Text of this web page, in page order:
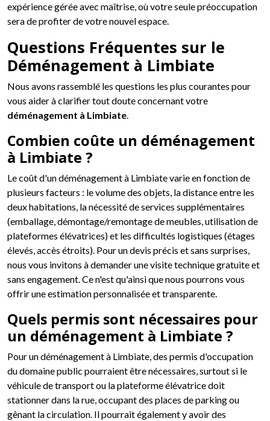
expérience gérée avec maîtrise, où votre seule préoccupation
sera de profiter de votre nouvel espace.
Questions Fréquentes sur le
Déménagement à Limbiate
Nous avons rassemblé les questions les plus courantes pour
vous aider à clarifier tout doute concernant votre
déménagement à Limbiate.
Combien coûte un déménagement
à Limbiate ?
Le coût d'un déménagement à Limbiate varie en fonction de
plusieurs facteurs : le volume des objets, la distance entre les
deux habitations, la nécessité de services supplémentaires
(emballage, démontage/remontage de meubles, utilisation de
plateformes élévatrices) et les difficultés logistiques (étages
élevés, accès étroits). Pour un devis précis et sans surprises,
nous vous invitons à demander une visite technique gratuite et
sans engagement. Ce n'est qu'ainsi que nous pourrons vous
offrir une estimation personnalisée et transparente.
Quels permis sont nécessaires pour
un déménagement à Limbiate ?
Pour un déménagement à Limbiate, des permis d'occupation
du domaine public pourraient être nécessaires, surtout si le
véhicule de transport ou la plateforme élévatrice doit
stationner dans la rue, occupant des places de parking ou
gênant la circulation. Il pourrait également y avoir des